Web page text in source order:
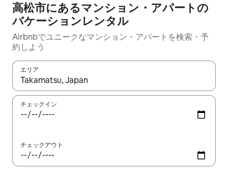
高松市にあるマンション・アパートの
バケーションレンタル
Airbnbでユニークなマンション・アパートを検索・予
約しよう
エリア
検索結果が表示されたら、上下の矢印キーを使って移動するか
チェックイン
チェックアウト